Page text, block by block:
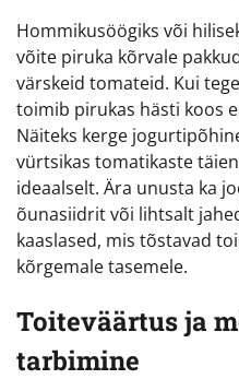
Hommikusöögiks või
võite piruka kõrvale
värskeid tomateid. Kui
toimib pirukas hästi koos
Näiteks kerge
vürtsikas tomatikaste
ideaalselt. Ära unusta ka
õunasiidrit või lihtsalt
kaaslased, mis tõstavad
kõrgemale tasemele.
Toiteväärtus ja
tarbimine